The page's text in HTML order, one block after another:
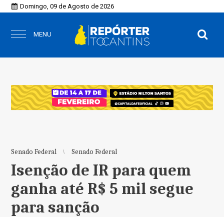
Domingo, 09 de Agosto de 2026
MENU
Senado Federal Senado Federal
Isenção de IR para quem
ganha até R$ 5 mil segue
para sanção